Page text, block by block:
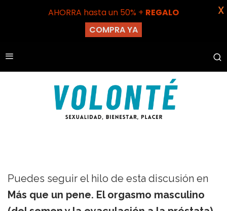
Puedes seguir el hilo de esta discusión en
Más que un pene. El orgasmo masculino
AHORRA hasta un 50% + REGALO
COMPRA YA
X